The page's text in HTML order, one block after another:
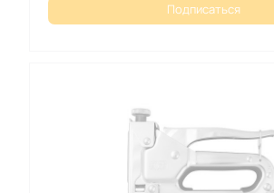
Подписаться